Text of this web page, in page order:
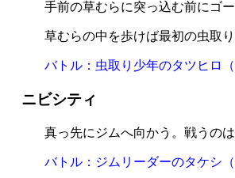
手前の草むらに突っ込む前にゴー
草むらの中を歩けば最初の虫取
バトル：虫取り少年のタツヒロ（
ニビシティ
真っ先にジムへ向かう。戦うのは
バトル：ジムリーダーのタケシ